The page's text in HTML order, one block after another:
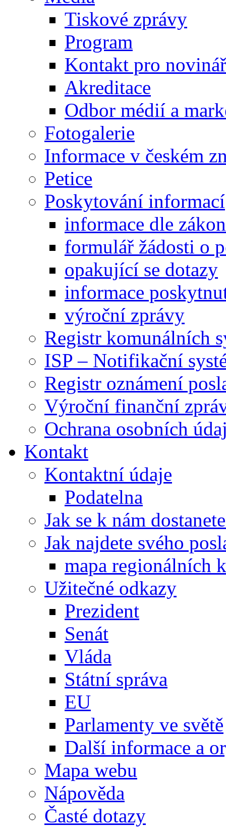
Tiskové zprávy
Program
Kontakt pro
Akreditace
Odbor médií a
Fotogalerie
Informace v českém
Petice
Poskytování informací
informace dle
formulář žádosti o
opakující se dotazy
informace
výroční zprávy
Registr komunálních
ISP – Notifikační
Registr oznámení
Výroční finanční
Ochrana osobních
Kontakt
Kontaktní údaje
Podatelna
Jak se k nám
Jak najdete svého
mapa regionálních
Užitečné odkazy
Prezident
Senát
Vláda
Státní správa
EU
Parlamenty ve světě
Další informace a
Mapa webu
Nápověda
Časté dotazy